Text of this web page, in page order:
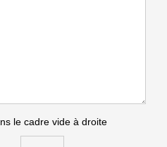
le cadre vide à droite